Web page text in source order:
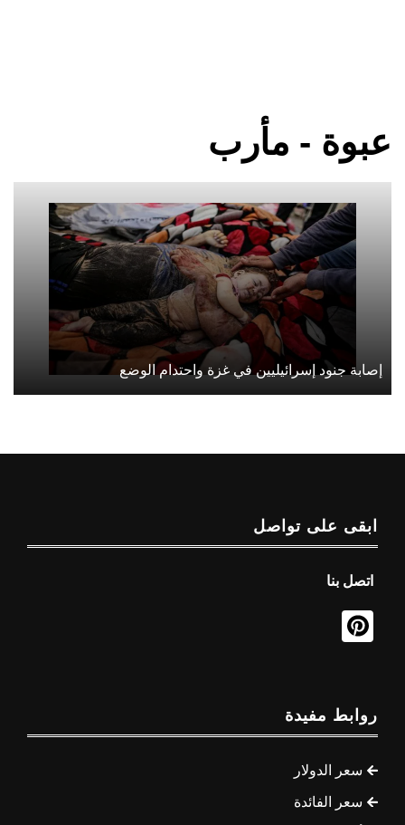
عبوة - مأرب
إصابة جنود إسرائيليين في غزة واحتدام الوضع
ابقى على تواصل
اتصل بنا
روابط مفيدة
سعر الدولار
سعر الفائدة